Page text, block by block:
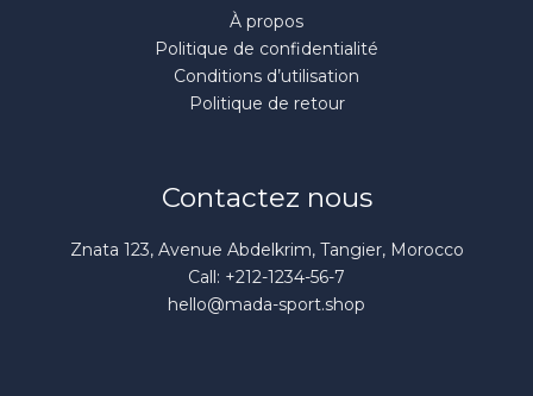
À propos
Politique de confidentialité
Conditions d’utilisation
Politique de retour
Contactez nous
Znata 123, Avenue Abdelkrim, Tangier, Morocco
Call: +212-1234-56-7
hello@mada-sport.shop